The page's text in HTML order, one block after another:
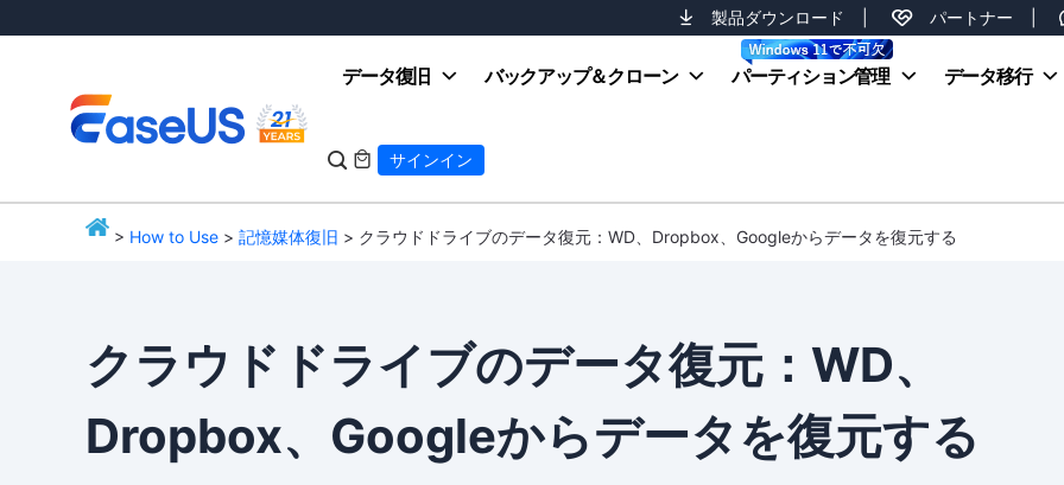
製品ダウンロード パートナー
データ復旧 バックアップ＆クローン パーティション管理 データ移行
  サインイン
> How to Use > 記憶媒体復旧 > クラウドドライブのデータ復元：WD、Dropbox、Googleからデータを復元する
クラウドドライブのデータ復元：WD、
Dropbox、Googleからデータを復元する